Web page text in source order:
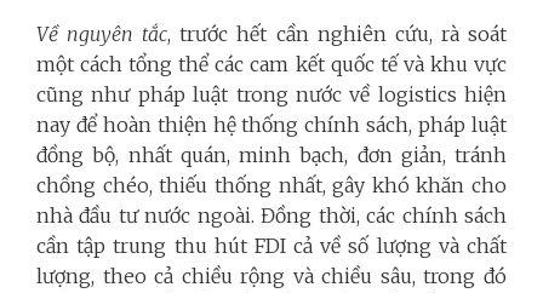
Về nguyên tắc, trước hết cần nghiên cứu, rà soát
một cách tổng thể các cam kết quốc tế và khu vực
cũng như pháp luật trong nước về logistics hiện
nay để hoàn thiện hệ thống chính sách, pháp luật
đồng bộ, nhất quán, minh bạch, đơn giản, tránh
chồng chéo, thiếu thống nhất, gây khó khăn cho
nhà đầu tư nước ngoài. Đồng thời, các chính sách
cần tập trung thu hút FDI cả về số lượng và chất
lượng, theo cả chiều rộng và chiều sâu, trong đó